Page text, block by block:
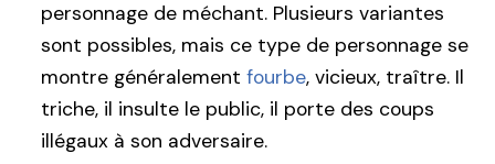
personnage de méchant. Plusieurs variantes
sont possibles, mais ce type de personnage se
montre généralement fourbe, vicieux, traître. Il
triche, il insulte le public, il porte des coups
illégaux à son adversaire.